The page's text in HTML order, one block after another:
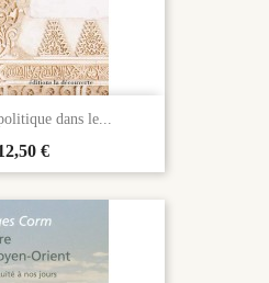
dans le...
€